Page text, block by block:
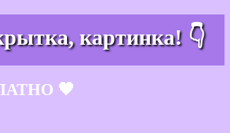
картинка! 👇
🧡